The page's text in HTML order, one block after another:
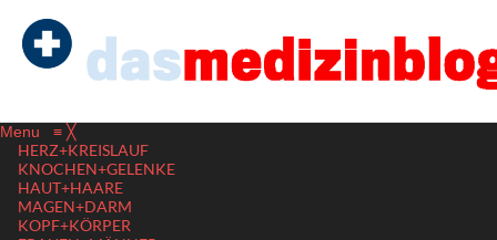
Menu ≡ ╳
HERZ+KREISLAUF
KNOCHEN+GELENKE
HAUT+HAARE
MAGEN+DARM
KOPF+KÖRPER